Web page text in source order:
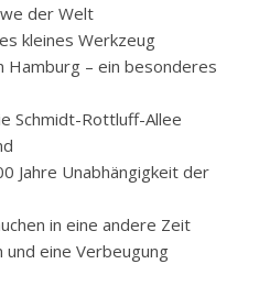
der Welt
kleines Werkzeug
Hamburg – ein besonderes
Schmidt-Rottluff-Allee
Jahre Unabhängigkeit der
in eine andere Zeit
und eine Verbeugung